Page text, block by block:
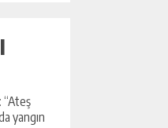
“Ateş
yangın